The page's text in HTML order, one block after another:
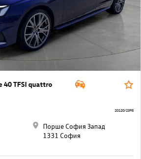
40 TFSI quattro
Порше София Запад
1331 София
20120/2395